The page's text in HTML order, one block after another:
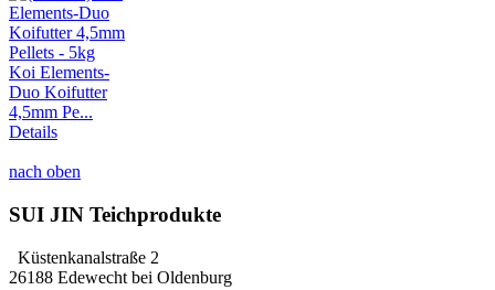
Koi Elements-
Duo Koifutter
4,5mm Pe...
Details
nach oben
SUI JIN Teichprodukte
Küstenkanalstraße 2
26188 Edewecht bei Oldenburg